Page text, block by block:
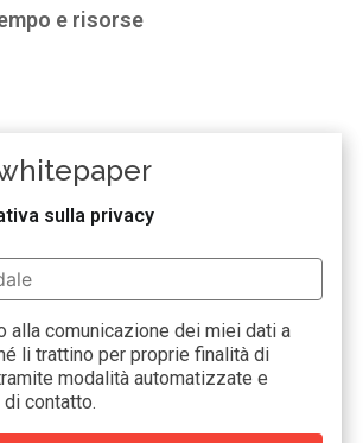
e risorse
sulla privacy
alla comunicazione dei miei dati a
li trattino per proprie finalità di
modalità automatizzate e
contatto.